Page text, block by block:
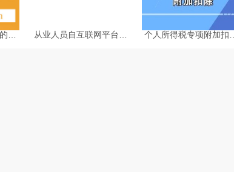
收
从业人员自互联网平台企
个人所得税专项附加扣除